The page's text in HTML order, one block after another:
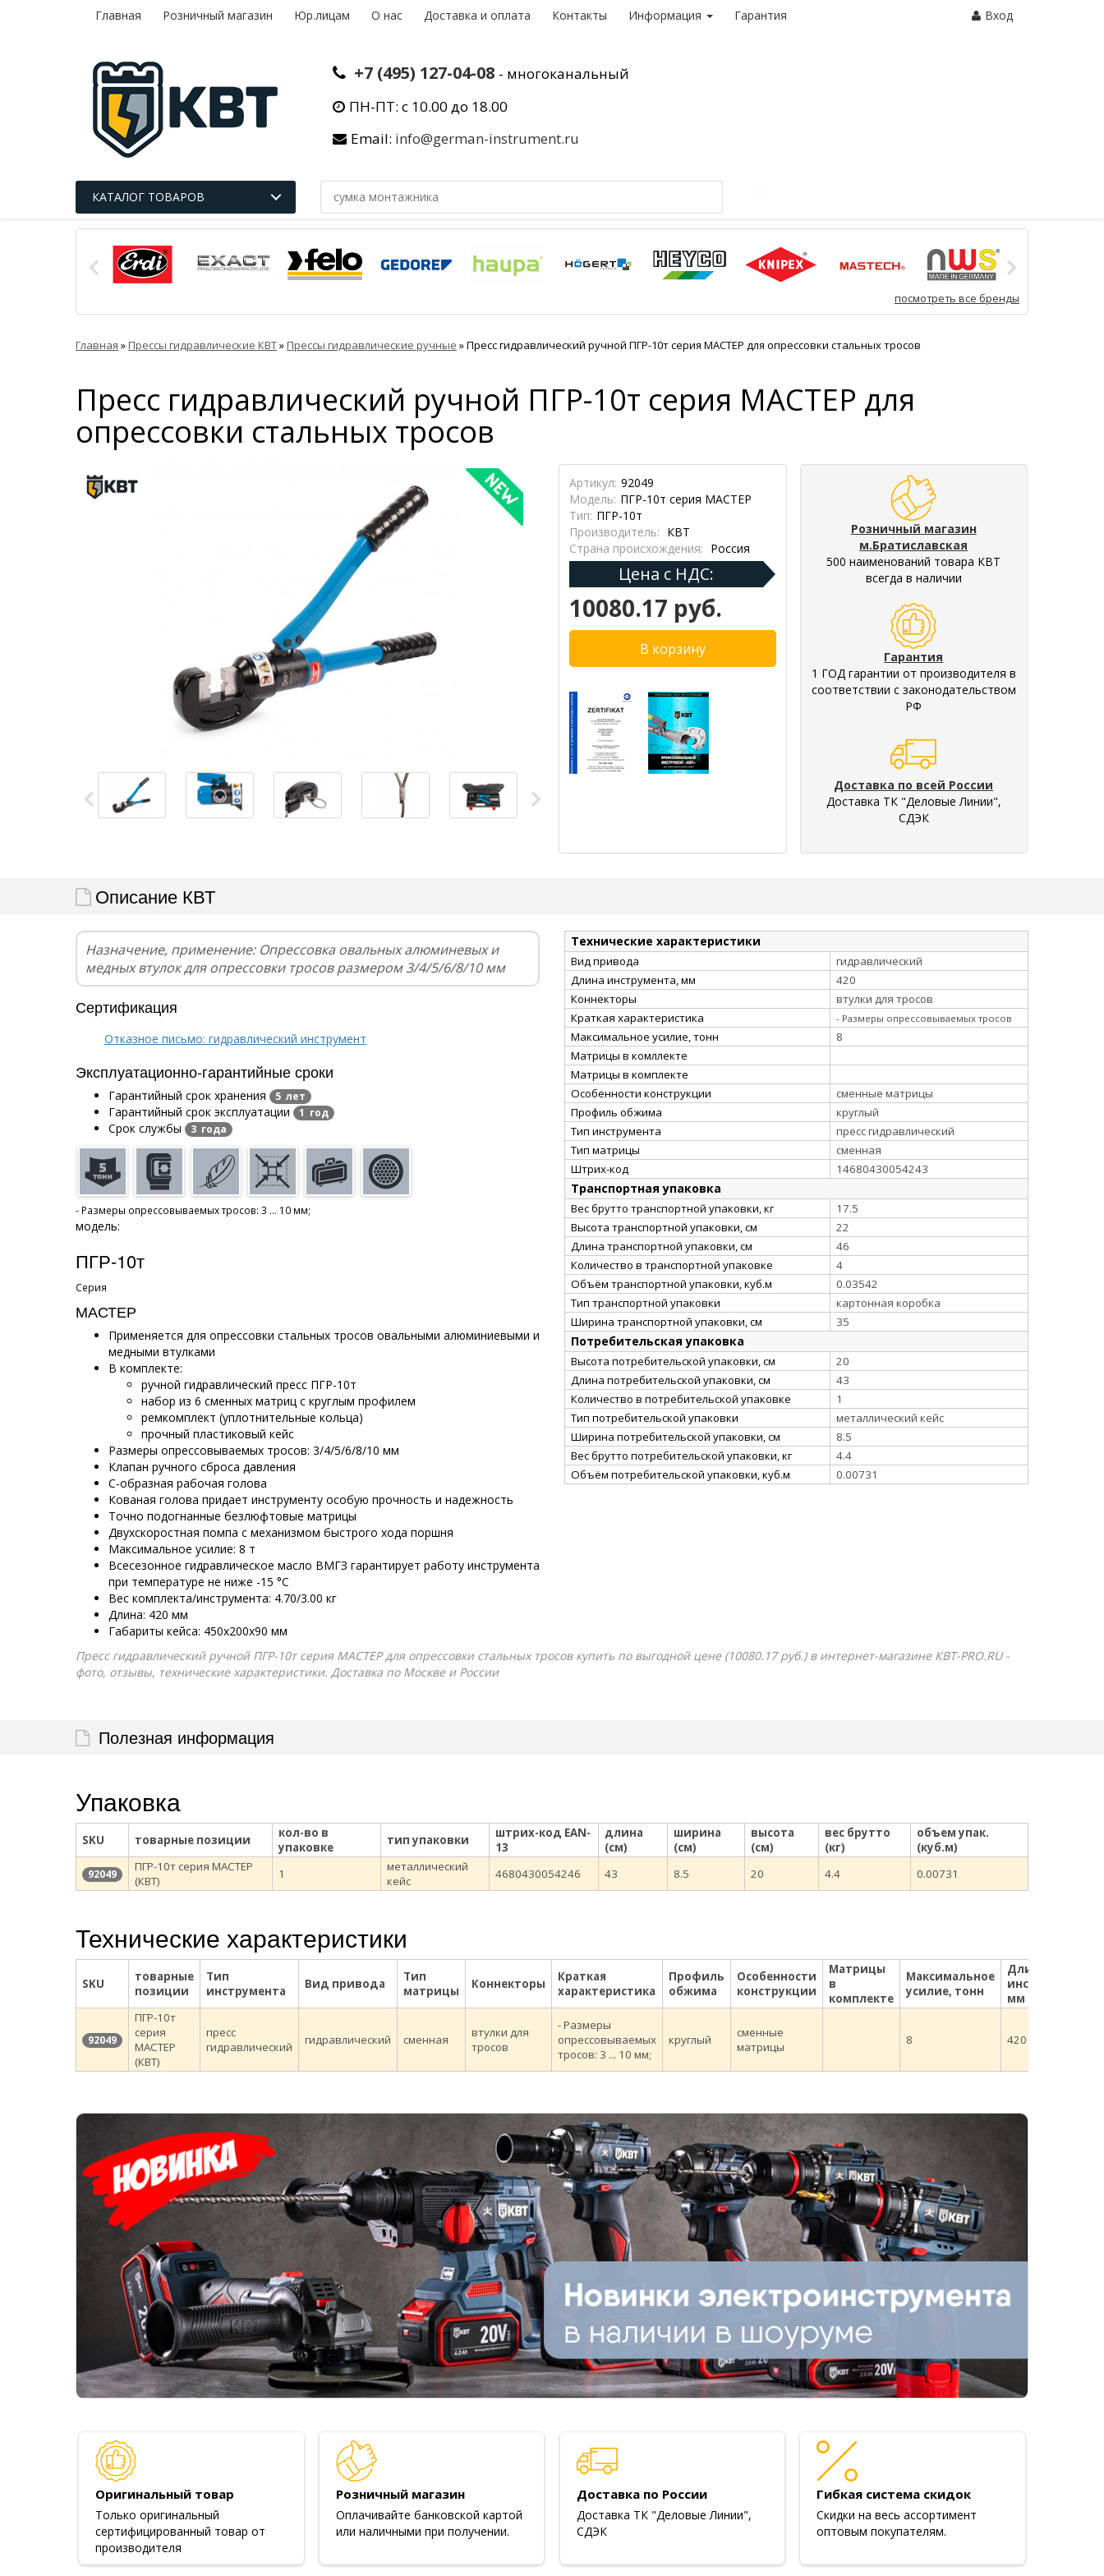
Главная Розничный магазин Юр.лицам О нас Доставка и оплата Контакты Информация Гарантия Вход
+7 (495) 127-04-08 - многоканальный
ПН-ПТ: с 10.00 до 18.00
Email: info@german-instrument.ru
КАТАЛОГ ТОВАРОВ
посмотреть все бренды
Главная »Прессы гидравлические КВТ»Прессы гидравлические ручные »Пресс гидравлический ручной ПГР-10т серия МАСТЕР для опрессовки стальных тросов
Пресс гидравлический ручной ПГР-10т серия МАСТЕР для
опрессовки стальных тросов
Артикул: 92049
Модель: ПГР-10т серия МАСТЕР
Тип: ПГР-10т
Производитель: КВТ
Страна происхождения: Россия
Цена с НДС:
10080.17 руб.
Розничный магазин
м.Братиславская
500 наименований товара КВТ
всегда в наличии
Гарантия
1 ГОД гарантии от производителя в
соответствии с законодательством
РФ
Доставка по всей России
Доставка ТК "Деловые Линии",
СДЭК
Описание КВТ
Назначение, применение: Опрессовка овальных алюминевых и
медных втулок для опрессовки тросов размером 3/4/5/6/8/10 мм
Сертификация
Отказное письмо: гидравлический инструмент
Эксплуатационно-гарантийные сроки
Гарантийный срок хранения 5 лет
Гарантийный срок эксплуатации 1 год
Срок службы 3 года
- Размеры опрессовываемых тросов: 3 ... 10 мм;
модель:
ПГР-10т
Серия
МАСТЕР
Применяется для опрессовки стальных тросов овальными алюминиевыми и
медными втулками
В комплекте:
ручной гидравлический пресс ПГР-10т
набор из 6 сменных матриц с круглым профилем
ремкомплект (уплотнительные кольца)
прочный пластиковый кейс
Размеры опрессовываемых тросов: 3/4/5/6/8/10 мм
Клапан ручного сброса давления
С-образная рабочая голова
Кованая голова придает инструменту особую прочность и надежность
Точно подогнанные безлюфтовые матрицы
Двухскоростная помпа с механизмом быстрого хода поршня
Максимальное усилие: 8 т
Всесезонное гидравлическое масло ВМГЗ гарантирует работу инструмента
при температуре не ниже -15 °С
Вес комплекта/инструмента: 4.70/3.00 кг
Длина: 420 мм
Габариты кейса: 450х200х90 мм
Технические характеристики
Вид привода
гидравлический
Длина инструмента, мм
420
Коннекторы
втулки для тросов
Краткая характеристика
- Размеры опрессовываемых тросов
Максимальное усилие, тонн
8
Матрицы в комллекте
Матрицы в комплекте
Особенности конструкции
сменные матрицы
Профиль обжима
круглый
Тип инструмента
пресс гидравлический
Тип матрицы
сменная
Штрих-код
14680430054243
Транспортная упаковка
Вес брутто транспортной упаковки, кг
17.5
Высота транспортной упаковки, см
22
Длина транспортной упаковки, см
46
Количество в транспортной упаковке
4
Объём транспортной упаковки, куб.м
0.03542
Тип транспортной упаковки
картонная коробка
Ширина транспортной упаковки, см
35
Потребительская упаковка
Высота потребительской упаковки, см
20
Длина потребительской упаковки, см
43
Количество в потребительской упаковке
1
Тип потребительской упаковки
металлический кейс
Ширина потребительской упаковки, см
8.5
Вес брутто потребительской упаковки, кг
4.4
Объём потребительской упаковки, куб.м
0.00731
Пресс гидравлический ручной ПГР-10т серия МАСТЕР для опрессовки стальных тросов купить по выгодной цене (10080.17 руб.) в интернет-магазине КВТ-PRO.RU -
фото, отзывы, технические характеристики. Доставка по Москве и России
Полезная информация
Упаковка
SKU товарные позиции
кол-во в
упаковке
тип упаковки
штрих-код EAN-
13
длина
(см)
ширина
(см)
высота
(см)
вес брутто
(кг)
объем упак.
(куб.м)
92049
ПГР-10т серия МАСТЕР
(КВТ)
1
металлический
кейс
4680430054246 43 8.5 20 4.4 0.00731
Технические характеристики
SKU
товарные
позиции
Тип
инструмента
Вид привода
Тип
матрицы
Коннекторы
Краткая
характеристика
Профиль
обжима
Особенности
конструкции
Матрицы
в
комплекте
Максимальное
усилие, тонн
Длина
инструмента,
мм
92049
ПГР-10т
серия
МАСТЕР
(КВТ)
пресс
гидравлический
гидравлический сменная
втулки для
тросов
- Размеры
опрессовываемых
тросов: 3 ... 10 мм;
круглый
сменные
матрицы
8 420
Оригинальный товар
Только оригинальный
сертифицированный товар от
производителя
Розничный магазин
Оплачивайте банковской картой
или наличными при получении.
Доставка по России
Доставка ТК "Деловые Линии",
СДЭК
Гибкая система скидок
Скидки на весь ассортимент
оптовым покупателям.